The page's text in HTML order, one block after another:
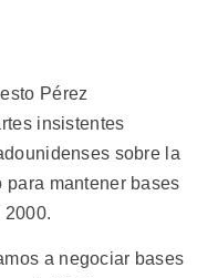
Pérez
insistentes
sobre la
para mantener bases
a negociar bases